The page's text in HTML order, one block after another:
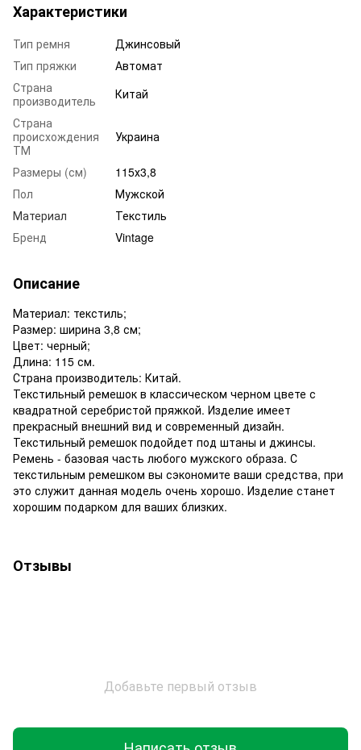
Характеристики
Тип ремня
Джинсовый
Тип пряжки
Автомат
Страна
производитель
Китай
Страна
происхождения
ТМ
Украина
Размеры (см)
115х3,8
Пол
Мужской
Материал
Текстиль
Бренд
Vintage
Описание
Материал: текстиль;
Размер: ширина 3,8 см;
Цвет: черный;
Длина: 115 см.
Страна производитель: Китай.
Текстильный ремешок в классическом черном цвете с
квадратной серебристой пряжкой. Изделие имеет
прекрасный внешний вид и современный дизайн.
Текстильный ремешок подойдет под штаны и джинсы.
Ремень - базовая часть любого мужского образа. С
текстильным ремешком вы сэкономите ваши средства, при
это служит данная модель очень хорошо. Изделие станет
хорошим подарком для ваших близких.
Отзывы
Добавьте первый отзыв